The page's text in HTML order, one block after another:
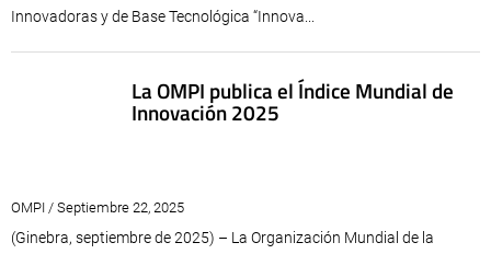
Innovadoras y de Base Tecnológica “Innova...
La OMPI publica el Índice Mundial de
Innovación 2025
OMPI / Septiembre 22, 2025
(Ginebra, septiembre de 2025) – La Organización Mundial de la